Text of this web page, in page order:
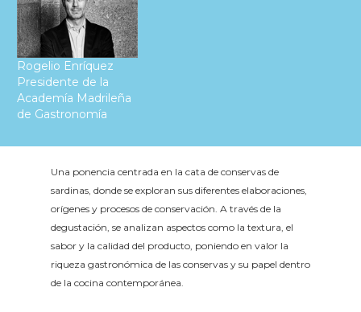
Rogelio Enríquez
Presidente de la
Academía Madrileña
de Gastronomía
Una ponencia centrada en la cata de conservas de
sardinas, donde se exploran sus diferentes elaboraciones,
orígenes y procesos de conservación. A través de la
degustación, se analizan aspectos como la textura, el
sabor y la calidad del producto, poniendo en valor la
riqueza gastronómica de las conservas y su papel dentro
de la cocina contemporánea.